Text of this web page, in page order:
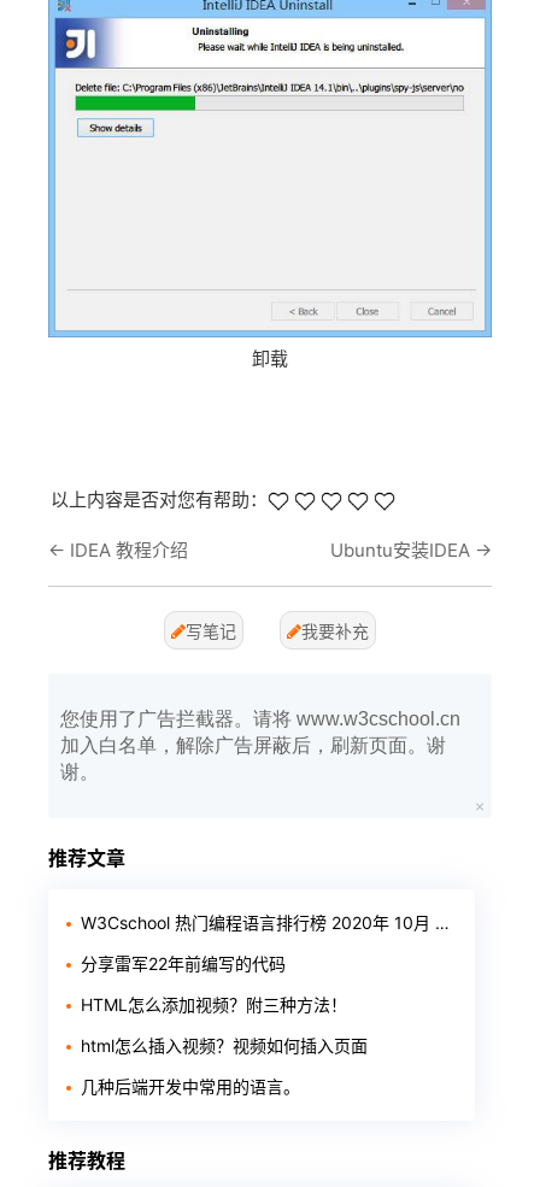
卸载
以上内容是否对您有帮助：
← IDEA 教程介绍 Ubuntu安装IDEA →
写笔记 我要补充
您使用了广告拦截器。请将 www.w3cschool.cn
加入白名单，解除广告屏蔽后，刷新页面。谢
谢。
推荐文章
W3Cschool 热门编程语言排行榜 2020年 10月 TOP10
分享雷军22年前编写的代码
HTML怎么添加视频？附三种方法！
html怎么插入视频？视频如何插入页面
几种后端开发中常用的语言。
推荐教程